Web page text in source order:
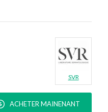
SVR
ACHETER MAINENANT